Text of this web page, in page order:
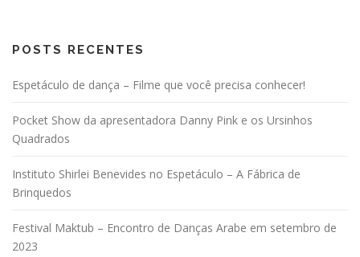
ç
ã
p
o
p
o
s
t
POSTS RECENTES
Espetáculo de dança – Filme que você precisa conhecer!
Pocket Show da apresentadora Danny Pink e os Ursinhos
Quadrados
Instituto Shirlei Benevides no Espetáculo – A Fábrica de
Brinquedos
Festival Maktub – Encontro de Danças Arabe em setembro de
2023